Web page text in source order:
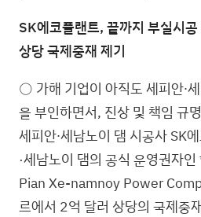
SK에코플랜트, 끝까지 부실시
상당 국제중재 제기
○ 가해 기업이 아직도 세피안∙
을 부인하면서, 진상 및 책임 규
세피안∙세남노이 댐 시공사 SK
·세남노이 댐의 공식 운영권자
Pian Xe-namnoy Power
르에서 2억 달러 상당의 국제중